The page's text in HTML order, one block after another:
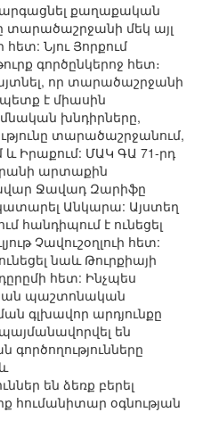
քաղաքական
տարածաշրջանի մեկ այլ
Նյու Յորքում
գործընկերոջ հետ։
որ տարածաշրջանի
պետք է միասին
խնդիրները,
տարածաշրջանում,
Իրաքում: ՄԱԿ ԳԱ 71-րդ
արտաքին
Ջավադ Զարիֆը
Անկարա: Այստեղ
հանդիպում է ունեցել
Չավուշօղլուի հետ:
նաև Թուրքիայի
հետ: Ինչպես
պաշտոնական
գլխավոր արդյունքը
պայմանավորվել են
են ձեռք բերել
հումանիտար օգնության